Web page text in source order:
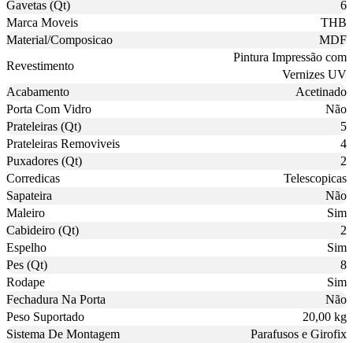
Gavetas (Qt)
6
Marca Moveis
THB
Material/Composicao
MDF
Revestimento
Pintura Impressão com
Vernizes UV
Acabamento
Acetinado
Porta Com Vidro
Não
Prateleiras (Qt)
5
Prateleiras Removiveis
4
Puxadores (Qt)
2
Corredicas
Telescopicas
Sapateira
Não
Maleiro
Sim
Cabideiro (Qt)
2
Espelho
Sim
Pes (Qt)
8
Rodape
Sim
Fechadura Na Porta
Não
Peso Suportado
20,00 kg
Sistema De Montagem
Parafusos e Girofix